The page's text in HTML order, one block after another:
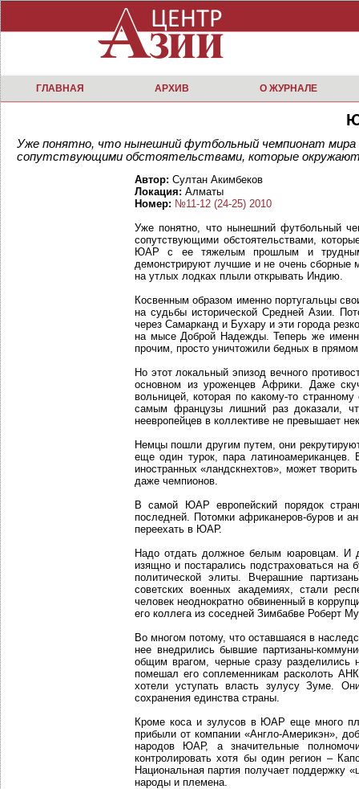
ГЛАВНАЯ АРХИВ О ЖУРНАЛЕ
Уже понятно, что нынешний футбольный чемпионат
сопутствующими обстоятельствами, которые окружают
Автор: Султан Акимбеков
Локация: Алматы
Номер: №11-12 (24-25) 2010
Уже понятно, что нынешний футбольный
сопутствующими обстоятельствами,
ЮАР с ее тяжелым прошлым и трудным
демонстрируют лучшие и не очень сборные
на утлых лодках плыли открывать Индию.
Косвенным образом именно португальцы
на судьбы исторической Средней Азии.
через Самарканд и Бухару и эти города
на мысе Доброй Надежды. Теперь же
прочим, просто уничтожили бедных в
Но этот локальный эпизод вечного
основном из уроженцев Африки. Даже
вольницей, которая по какому-то
самым французы лишний раз доказали,
неевропейцев в коллективе не превышает
Немцы пошли другим путем, они
еще один турок, пара
иностранных «ландскнехтов», может
даже чемпионов.
В самой ЮАР европейский порядок
последней. Потомки африканеров-буров и
переехать в ЮАР.
Надо отдать должное белым юаровцам. И
изящно и постарались подстраховаться на
политической элиты. Вчерашние
советских военных академиях, стали
человек неоднократно обвиненный в
его коллега из соседней Зимбабве Роберт
Во многом потому, что оставшаяся в
нее внедрились бывшие партизаны-
общим врагом, черные сразу
помешал его соплеменникам расколоть
хотели уступать власть зулусу Зуме.
сохранения единства страны.
Кроме коса и зулусов в ЮАР еще много
прибыли от компании «Англо-Америкэн»,
народов ЮАР, а значительные
контролировать хотя бы один регион –
Национальная партия получает поддержку
народы и племена.